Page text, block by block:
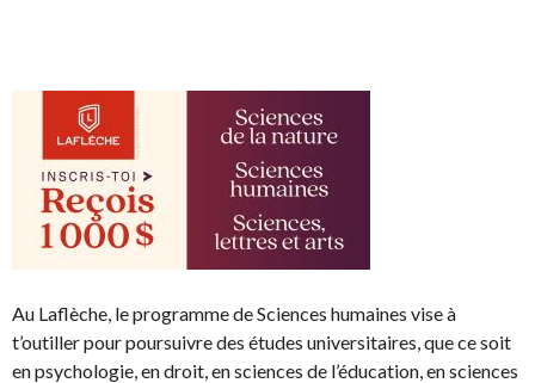
Au Laflèche, le programme de Sciences humaines vise à
t’outiller pour poursuivre des études universitaires, que ce soit
en psychologie, en droit, en sciences de l’éducation, en sciences